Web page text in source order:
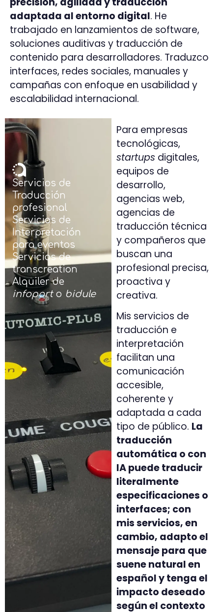
adaptada al entorno digital. He
trabajado en lanzamientos de software,
soluciones auditivas y traducción de
contenido para desarrolladores. Traduzco
interfaces, redes sociales, manuales y
campañas con enfoque en usabilidad y
escalabilidad internacional.
Servicios de
Traducción
profesional
Servicios de
Interpretación
para eventos
Servicios de
transcreation
Alquiler de
infoporto bidule
Para empresas
tecnológicas,
startups digitales,
equipos de
desarrollo,
agencias web,
agencias de
traducción técnica
y compañeros que
buscan una
profesional precisa,
proactiva y
creativa.
Mis servicios de
traducción e
interpretación
facilitan una
comunicación
accesible,
coherente y
adaptada a cada
tipo de público. La
traducción
automática o con
IA puede traducir
literalmente
especificaciones o
interfaces; con
mis servicios, en
cambio, adapto el
mensaje para que
suene natural en
español y tenga el
impacto deseado
según el contexto